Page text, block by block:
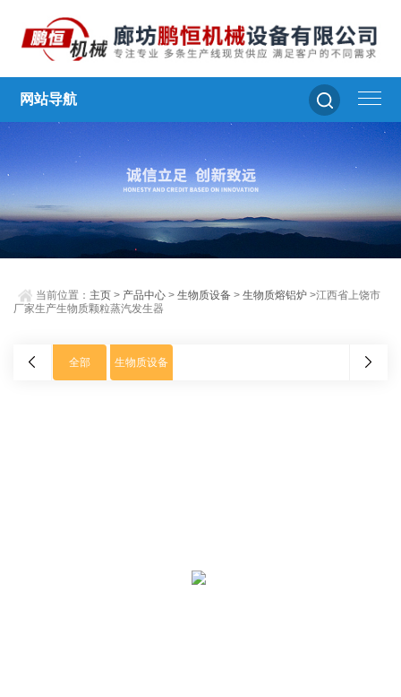
网站导航
当前位置： 主页 > 产品中心 >生物质设备 >生物质熔铝炉 >江西省上饶市
厂家生产生物质颗粒蒸汽发生器
全部 生物质设备